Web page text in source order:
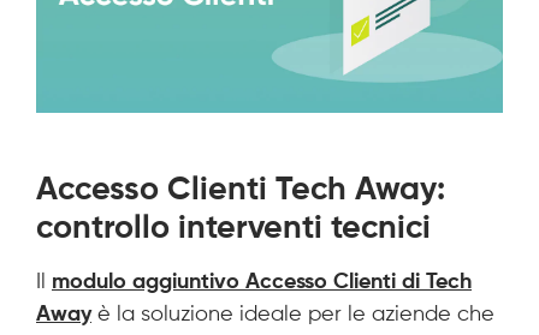
Accesso Clienti Tech Away:
controllo interventi tecnici
modulo aggiuntivo Accesso Clienti di Tech
Away è la soluzione ideale per le aziende che